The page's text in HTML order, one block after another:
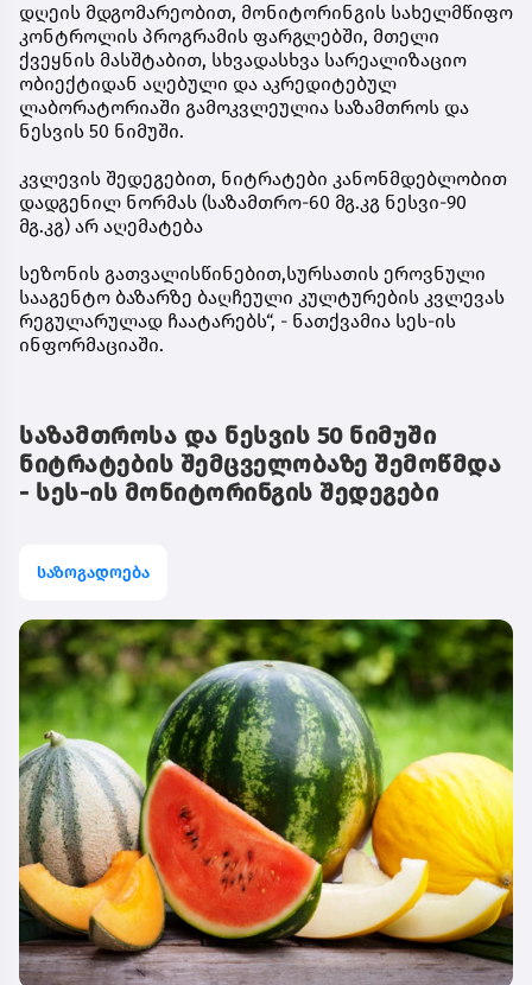
დღეის მდგომარეობით, მონიტორინგის სახელმწიფო
კონტროლის პროგრამის ფარგლებში, მთელი
ქვეყნის მასშტაბით, სხვადასხვა სარეალიზაციო
ობიექტიდან აღებული და აკრედიტებულ
ლაბორატორიაში გამოკვლეულია საზამთროს და
ნესვის 50 ნიმუში.
კვლევის შედეგებით, ნიტრატები კანონმდებლობით
დადგენილ ნორმას (საზამთრო-60 მგ.კგ ნესვი-90
მგ.კგ) არ აღემატება
სეზონის გათვალისწინებით,სურსათის ეროვნული
სააგენტო ბაზარზე ბაღჩეული კულტურების კვლევას
რეგულარულად ჩაატარებს“, - ნათქვამია სეს-ის
ინფორმაციაში.
საზამთროსა და ნესვის 50 ნიმუში
ნიტრატების შემცველობაზე შემოწმდა
- სეს-ის მონიტორინგის შედეგები
საზოგადოება